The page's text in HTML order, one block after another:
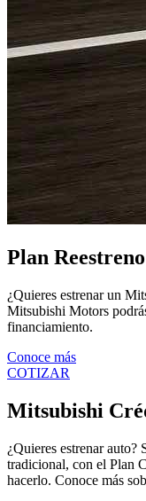
Plan Reestreno
¿Quieres estrenar un
Mitsubishi Motors
financiamiento.
Conoce más
COTIZAR
Mitsubishi
¿Quieres estrenar auto?
tradicional, con el Plan
hacerlo. Conoce más